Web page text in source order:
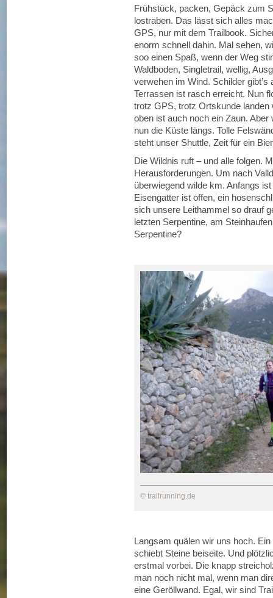
Frühstück, packen, Gepäck zum
lostraben. Das lässt sich alles
GPS, nur mit dem Trailbook.
enorm schnell dahin. Mal sehen,
soo einen Spaß, wenn der Weg
Waldboden, Singletrail, wellig,
verwehen im Wind. Schilder
Terrassen ist rasch erreicht. Nun
trotz GPS, trotz Ortskunde landen
oben ist auch noch ein Zaun.
nun die Küste längs. Tolle
steht unser Shuttle, Zeit für ein
Die Wildnis ruft – und alle folgen.
Herausforderungen. Um nach
überwiegend wilde km. Anfangs
Eisengatter ist offen, ein
sich unsere Leithammel so drauf
letzten Serpentine, am
Serpentine?
© trailrunning.de
Langsam quälen wir uns hoch.
schiebt Steine beiseite. Und
erstmal vorbei. Die knapp
man noch nicht mal, wenn man
eine Geröllwand. Egal, wir sind